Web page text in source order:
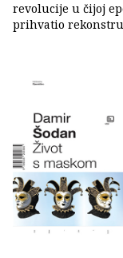
revolucije u čijoj
prihvatio